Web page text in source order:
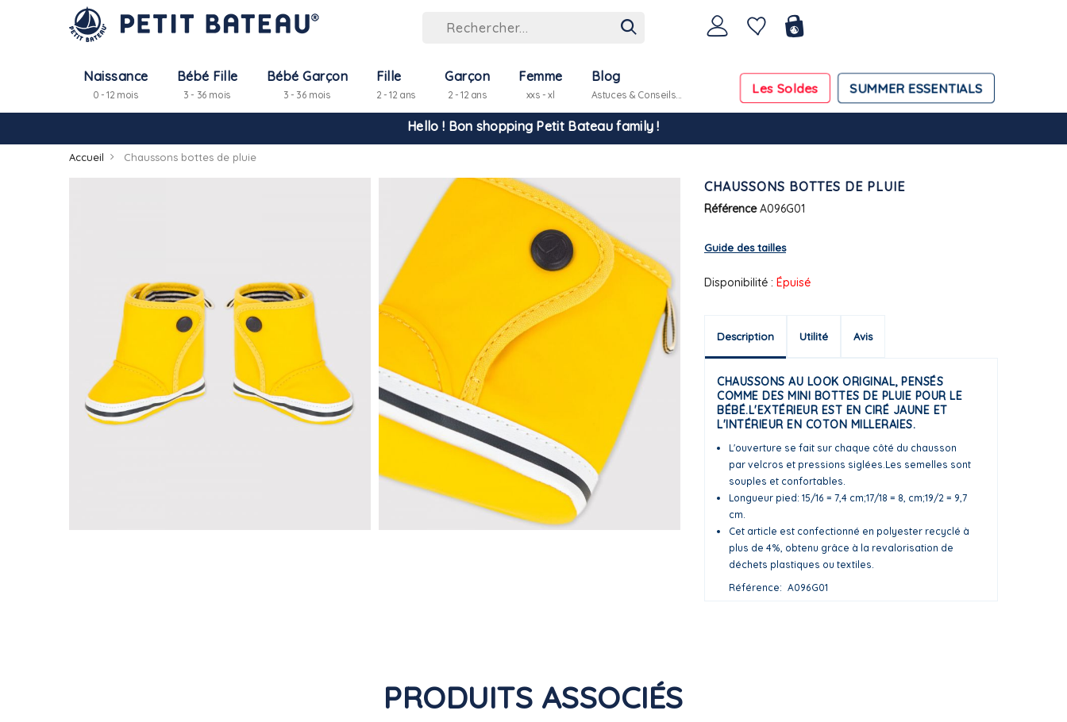
Naissance
0 - 12 mois
Bébé Fille
3 - 36 mois
Bébé Garçon
3 - 36 mois
Fille
2 - 12 ans
Garçon
2 - 12 ans
Femme
xxs - xl SUMMER ESSENTIALS
Les Soldes
Blog
Astuces & Conseils...
Hello ! Bon shopping Petit Bateau family !
La livraison est assurée partout en Tunisie !
-10% pour tout paiement par carte bancaire (hors promo)
Accueil Chaussons bottes de pluie
CHAUSSONS BOTTES DE PLUIE
Référence A096G01
Guide des tailles
Disponibilité : Épuisé
Description Utilité Avis
CHAUSSONS AU LOOK ORIGINAL, PENSÉS
COMME DES MINI BOTTES DE PLUIE POUR LE
BÉBÉ.L'EXTÉRIEUR EST EN CIRÉ JAUNE ET
L'INTÉRIEUR EN COTON MILLERAIES.
L'ouverture se fait sur chaque côté du chausson
par velcros et pressions siglées.Les semelles sont
souples et confortables.
Longueur pied: 15/16 = 7,4 cm;17/18 = 8, cm;19/2 = 9,7
cm.
Cet article est confectionné en polyester recyclé à
plus de 4%, obtenu grâce à la revalorisation de
déchets plastiques ou textiles.
Référence
A096G01
PRODUITS ASSOCIÉS